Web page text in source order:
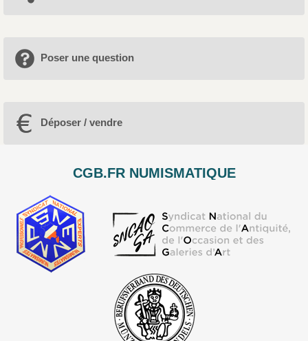
Poser une question
Déposer / vendre
CGB.FR NUMISMATIQUE